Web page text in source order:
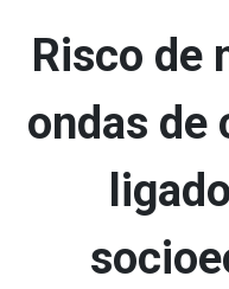
Risco de
ondas de